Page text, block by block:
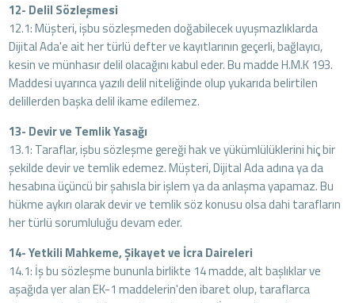
12- Delil Sözleşmesi
12.1: Müşteri, işbu sözleşmeden doğabilecek uyuşmazlıklarda
Dijital Ada'e ait her türlü defter ve kayıtlarının geçerli, bağlayıcı,
kesin ve münhasır delil olacağını kabul eder. Bu madde H.M.K 193.
Maddesi uyarınca yazılı delil niteliğinde olup yukarıda belirtilen
delillerden başka delil ikame edilemez.
13- Devir ve Temlik Yasağı
13.1: Taraflar, işbu sözleşme gereği hak ve yükümlülüklerini hiç bir
şekilde devir ve temlik edemez. Müşteri, Dijital Ada adına ya da
hesabına üçüncü bir şahısla bir işlem ya da anlaşma yapamaz. Bu
hükme aykırı olarak devir ve temlik söz konusu olsa dahi tarafların
her türlü sorumluluğu devam eder.
14- Yetkili Mahkeme, Şikayet ve İcra Daireleri
14.1: İş bu sözleşme bununla birlikte 14 madde, alt başlıklar ve
aşağıda yer alan EK-1 maddelerin'den ibaret olup, taraflarca